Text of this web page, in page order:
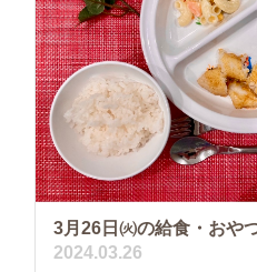
3月26日㈫の給食・おや
2024.03.26